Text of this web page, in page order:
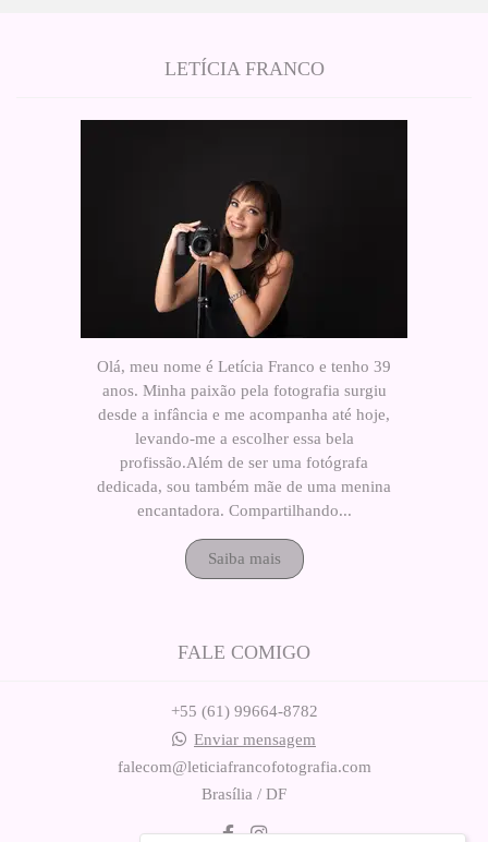
LETÍCIA FRANCO
Olá, meu nome é Letícia Franco e tenho 39
anos. Minha paixão pela fotografia surgiu
desde a infância e me acompanha até hoje,
levando-me a escolher essa bela
profissão.Além de ser uma fotógrafa
dedicada, sou também mãe de uma menina
encantadora. Compartilhando...
Saiba mais
FALE COMIGO
+55 (61) 99664-8782
Enviar mensagem
falecom@leticiafrancofotografia.com
Brasília / DF